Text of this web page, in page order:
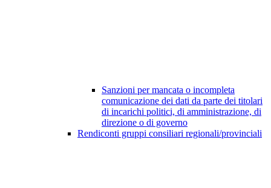
Sanzioni per mancata o incompleta
comunicazione dei dati da parte dei titolari
di incarichi politici, di amministrazione, di
direzione o di governo
Rendiconti gruppi consiliari regionali/provinciali